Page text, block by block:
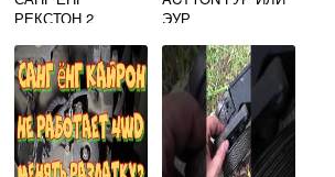
РЕКСТОН 2
ЭУР